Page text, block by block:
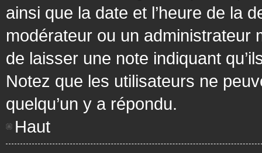
ainsi que la date et l’heure de la
modérateur ou un administrateur
de laisser une note indiquant
Notez que les utilisateurs ne
quelqu’un y a répondu.
Haut